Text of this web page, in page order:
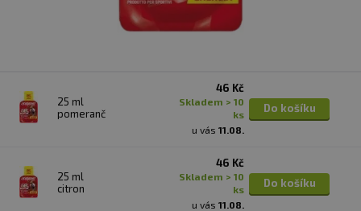
25 ml
pomeranč
46 Kč
skladem > 10
ks
u vás 11.08.
Do košíku
25 ml
citron
46 Kč
skladem > 10
ks
u vás 11.08.
Do košíku